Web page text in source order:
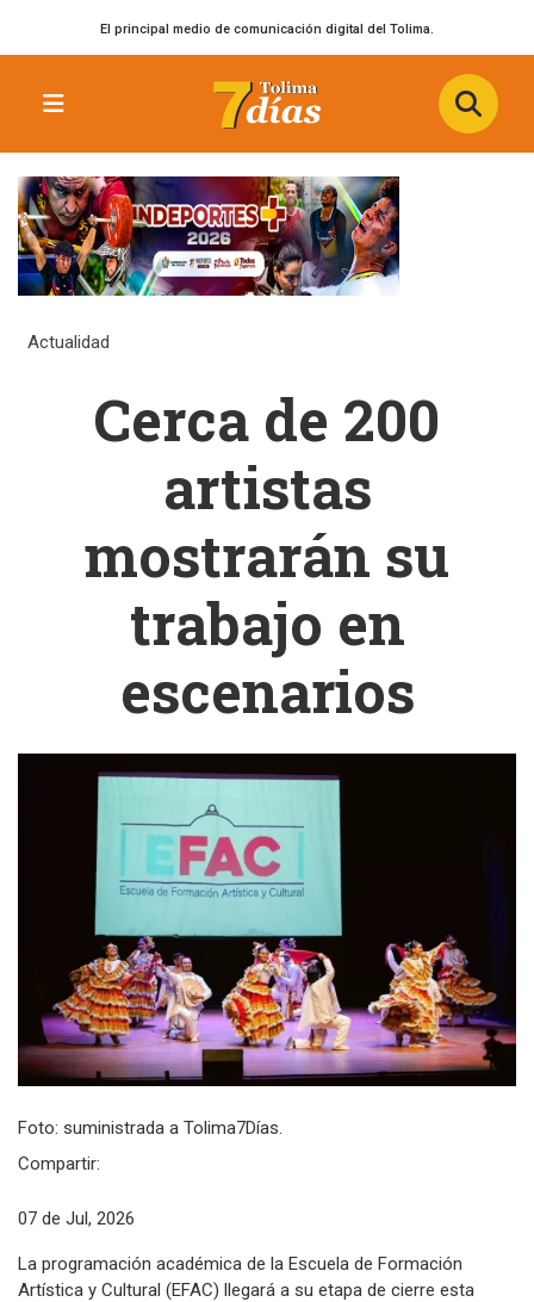
El principal medio de comunicación digital del Tolima.
Actualidad
Cerca de 200
artistas
mostrarán su
trabajo en
escenarios
Foto: suministrada a Tolima7Días.
Compartir:
07 de Jul, 2026
La programación académica de la Escuela de Formación
Artística y Cultural (EFAC) llegará a su etapa de cierre esta